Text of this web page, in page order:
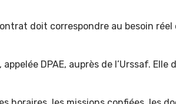
doit correspondre au besoin réel
DPAE, auprès de l’Urssaf.